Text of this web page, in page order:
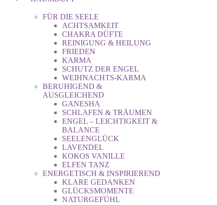
FÜR DIE SEELE
ACHTSAMKEIT
CHAKRA DÜFTE
REINIGUNG & HEILUNG
FRIEDEN
KARMA
SCHUTZ DER ENGEL
WEIHNACHTS-KARMA
BERUHIGEND &
AUSGLEICHEND
GANESHA
SCHLAFEN & TRÄUMEN
ENGEL – LEICHTIGKEIT &
BALANCE
SEELENGLÜCK
LAVENDEL
KOKOS VANILLE
ELFEN TANZ
ENERGETISCH & INSPIRIEREND
KLARE GEDANKEN
GLÜCKSMOMENTE
NATURGEFÜHL